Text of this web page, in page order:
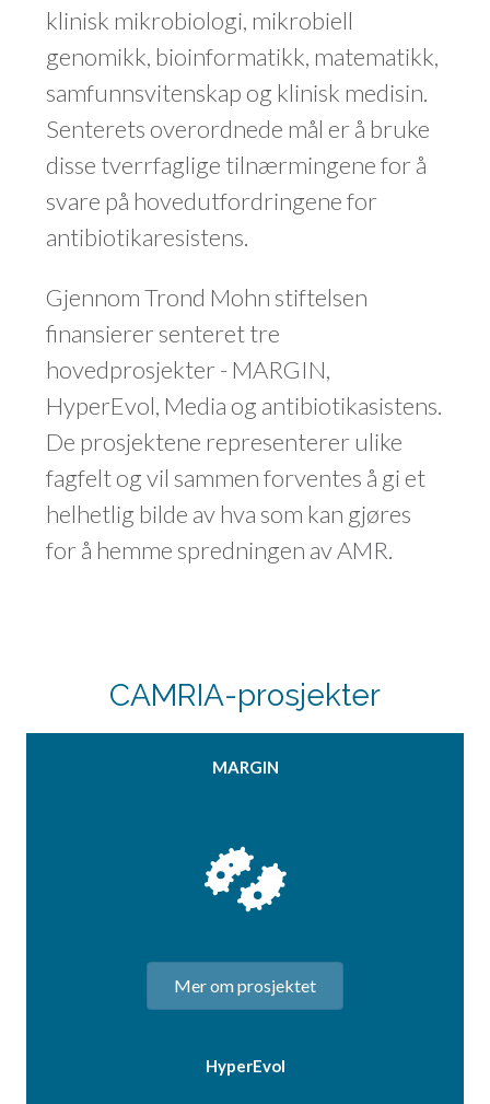
klinisk mikrobiologi, mikrobiell
genomikk, bioinformatikk, matematikk,
samfunnsvitenskap og klinisk medisin.
Senterets overordnede mål er å bruke
disse tverrfaglige tilnærmingene for å
svare på hovedutfordringene for
antibiotikaresistens.
Gjennom Trond Mohn stiftelsen
finansierer senteret tre
hovedprosjekter - MARGIN,
HyperEvol, Media og antibiotikasistens.
De prosjektene representerer ulike
fagfelt og vil sammen forventes å gi et
helhetlig bilde av hva som kan gjøres
for å hemme spredningen av AMR.
CAMRIA-prosjekter
MARGIN
Mer om prosjektet
HyperEvol